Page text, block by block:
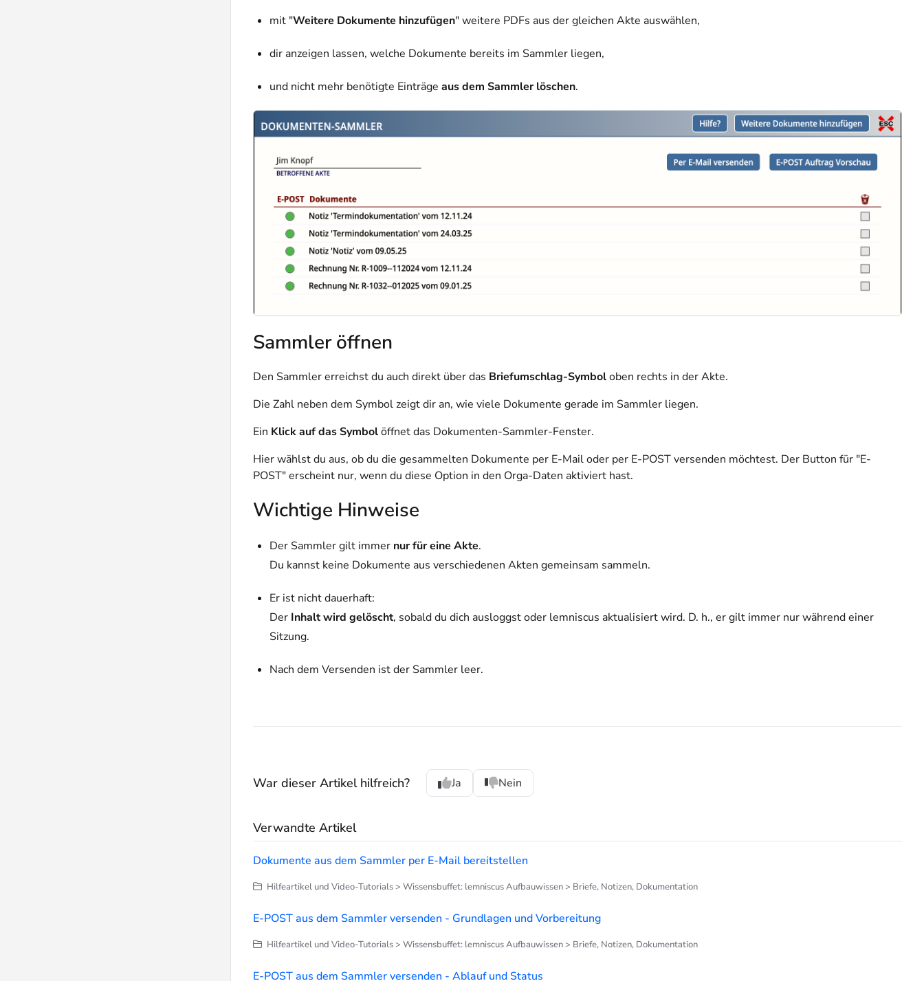
mit "Weitere Dokumente hinzufügen" weitere PDFs aus der gleichen Akte auswählen,
dir anzeigen lassen, welche Dokumente bereits im Sammler liegen,
und nicht mehr benötigte Einträge aus dem Sammler löschen.
Sammler öffnen
Den Sammler erreichst du auch direkt über das Briefumschlag-Symboloben rechts in der Akte.
Die Zahl neben dem Symbol zeigt dir an, wie viele Dokumente gerade im Sammler liegen.
Ein Klick auf das Symbolöffnet das Dokumenten-Sammler-Fenster.
Hier wählst du aus, ob du die gesammelten Dokumente per E-Mail oder per E-POST versenden möchtest. Der Button für "E-
POST" erscheint nur, wenn du diese Option in den Orga-Daten aktiviert hast.
Wichtige Hinweise
Der Sammler gilt immer nur für eine Akte.
Du kannst keine Dokumente aus verschiedenen Akten gemeinsam sammeln.
Er ist nicht dauerhaft:
Der Inhalt wird gelöscht, sobald du dich ausloggst oder lemniscus aktualisiert wird. D. h., er gilt immer nur während einer
Sitzung.
Nach dem Versenden ist der Sammler leer.
War dieser Artikel hilfreich? Ja Nein
Verwandte Artikel
Dokumente aus dem Sammler per E-Mail bereitstellen
Hilfeartikel und Video-Tutorials > Wissensbuffet: lemniscus Aufbauwissen > Briefe, Notizen, Dokumentation
E-POST aus dem Sammler versenden - Grundlagen und Vorbereitung
Hilfeartikel und Video-Tutorials > Wissensbuffet: lemniscus Aufbauwissen > Briefe, Notizen, Dokumentation
E-POST aus dem Sammler versenden - Ablauf und Status